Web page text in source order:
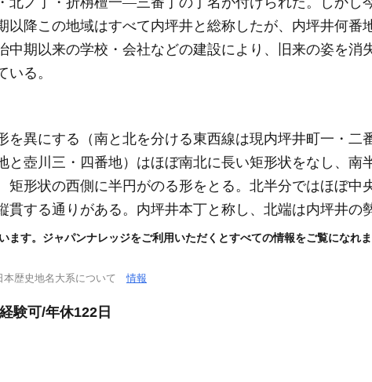
以降この地域はすべて内坪井と総称したが、内坪井何番
中期以来の学校・会社などの建設により、旧来の姿を消
る。
を異にする （南と北を分ける東西線は現内坪井町一・
と壺川三・四番地） はほぼ南北に長い矩形状をなし、南
矩形状の西側に半円がのる形をとる。北半分ではほぼ中
貫する通りがある。内坪井本丁と称し、北端は内坪井の
ます。ジャパンナレッジをご利用いただくとすべての情報をご覧になれ
本歴史地名大系について情報
験可/年休122日